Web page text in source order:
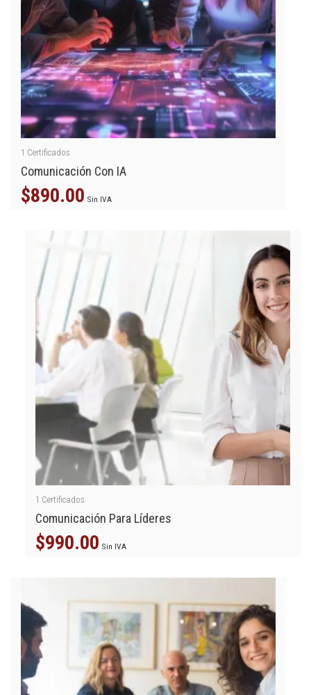
1 Certificados
Comunicación Con IA
$890.00 Sin IVA
1 Certificados
Comunicación Para Líderes
$990.00 Sin IVA